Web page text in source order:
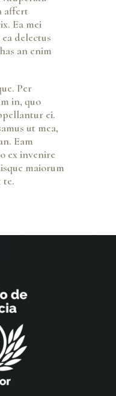
affert
Ea mei
delectus
an enim
Per
in, quo
ei.
ut mea,
Eam
ex invenire
maiorum
te.